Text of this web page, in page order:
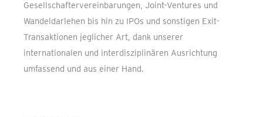
Gesellschaftervereinbarungen, Joint-Ventures und
Wandeldarlehen bis hin zu IPOs und sonstigen Exit-
Transaktionen jeglicher Art, dank unserer
internationalen und interdisziplinären Ausrichtung
umfassend und aus einer Hand.